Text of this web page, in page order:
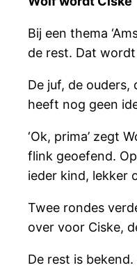
Bij een thema
de rest. Dat
De juf, de ouders,
heeft nog geen
‘Ok, prima’ zegt
flink geoefend.
ieder kind, lekker
Twee rondes
over voor Ciske,
De rest is